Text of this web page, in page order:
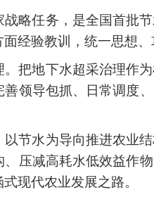
略任务，是全国首批
经验教训，统一思想
把地下水超采治理作
领导包抓、日常调度
节水为导向推进农业
压减高耗水低效益作
现代农业发展之路。